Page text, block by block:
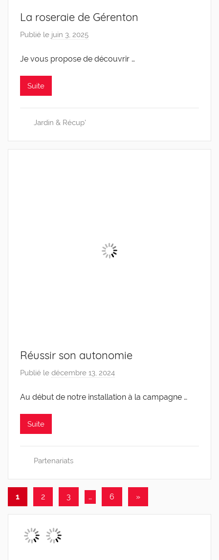
La roseraie de Gérenton
Publié le juin 3, 2025
r
n
Je vous propose de découvrir …
Suite
Jardin & Récup'
Réussir son autonomie
Publié le décembre 13, 2024
r
n
0
Au début de notre installation à la campagne …
Suite
Partenariats
Navigation
des
articles
1 2 3 … 6
Articles
»